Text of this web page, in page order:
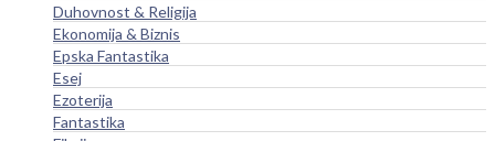
Duhovnost & Religija
Ekonomija & Biznis
Epska Fantastika
Esej
Ezoterija
Fantastika